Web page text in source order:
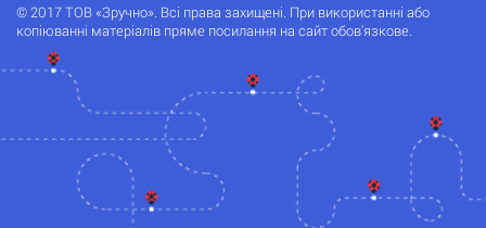
© 2017 ТОВ «Зручно». Всі права захищені. При використанні або
копіюванні матеріалів пряме посилання на сайт обов'язкове.